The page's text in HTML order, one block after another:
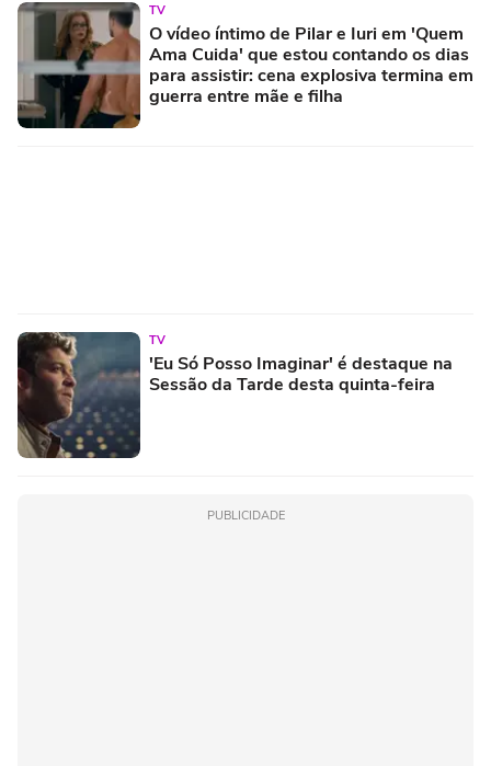
TV
O vídeo íntimo de Pilar e Iuri em 'Quem
Ama Cuida' que estou contando os dias
para assistir: cena explosiva termina em
guerra entre mãe e filha
TV
'Eu Só Posso Imaginar' é destaque na
Sessão da Tarde desta quinta-feira
PUBLICIDADE